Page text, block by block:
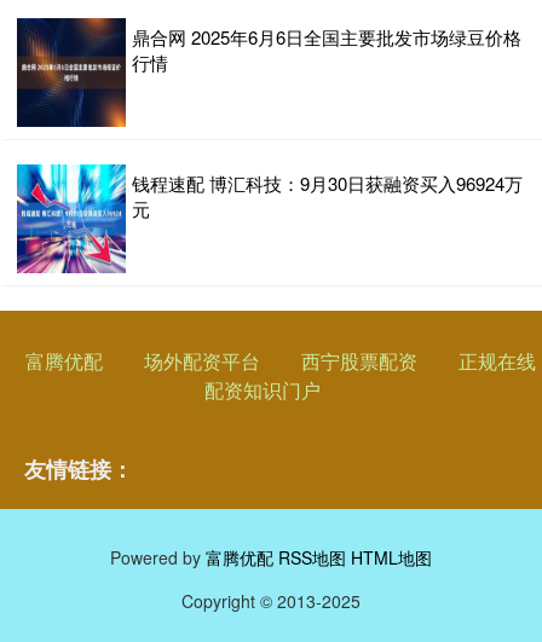
鼎合网 2025年6月6日全国主要批发市场绿豆价格
行情
钱程速配 博汇科技：9月30日获融资买入96924万
元
富腾优配 场外配资平台 西宁股票配资
正规在线
配资知识门户
友情链接：
Powered by 富腾优配 RSS地图 HTML地图
Copyright © 2013-2025